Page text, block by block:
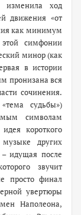
изменила ход
движения «от
как минимум
симфонии
минор (как
в истории
пронизана вся
сочинения.
судьбы»)
символам
короткого
других
идущая после
звучит
просто финал
увертюры
Наполеона,